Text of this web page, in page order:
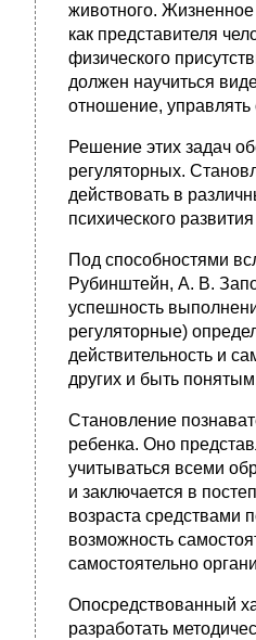
животного. Жизненное
как представителя
физического
должен научиться
отношение, управлять
Решение этих задач
регуляторных.
действовать в
психического
Под способностями
Рубинштейн, А. В.
успешность
регуляторные)
действительность и
других и быть
Становление
ребенка. Оно
учитываться всеми
и заключается в
возраста средствами
возможность
самостоятельно
Опосредствованный
разработать